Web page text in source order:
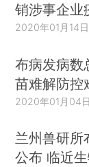
销涉事企业
2020年01月14日
布病发病数
苗难解防控
2020年01月04日
兰州兽研所
公布 临近